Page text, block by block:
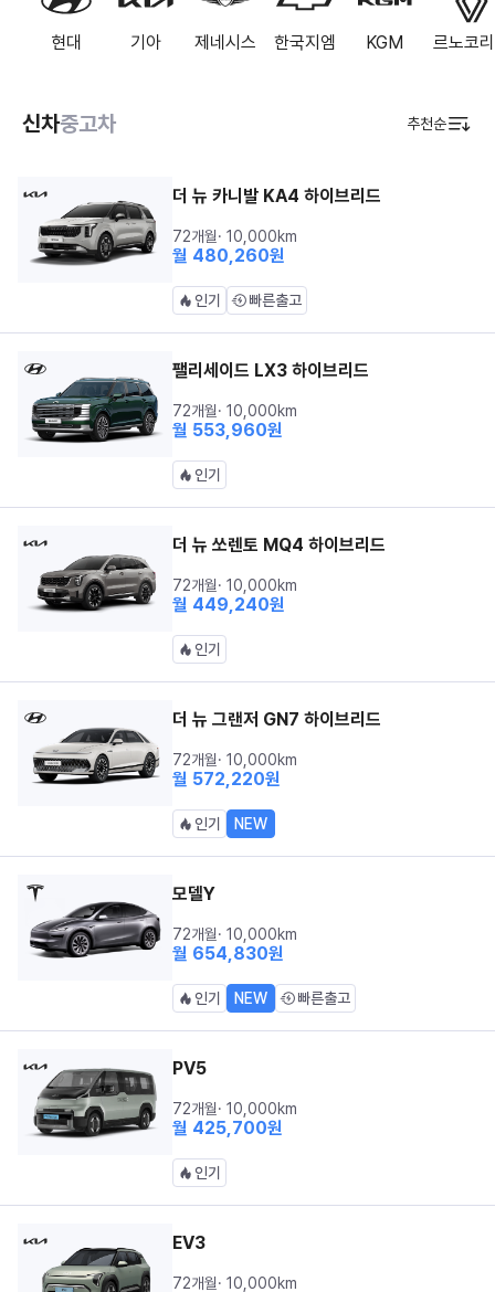
현대 기아 제네시스 한국지엠 KGM 르노코
신차중고차 추천순
더 뉴 카니발 KA4 하이브리드
72개월· 10,000km
월 480,260원
인기 빠른출고
팰리세이드 LX3 하이브리드
72개월· 10,000km
월 553,960원
인기
더 뉴 쏘렌토 MQ4 하이브리드
72개월· 10,000km
월 449,240원
인기
더 뉴 그랜저 GN7 하이브리드
72개월· 10,000km
월 572,220원
인기 NEW
모델Y
72개월· 10,000km
월 654,830원
인기 NEW 빠른출고
PV5
72개월· 10,000km
월 425,700원
인기
EV3
72개월· 10,000km